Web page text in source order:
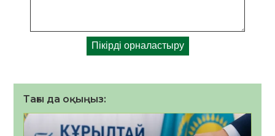
Тағы да оқыңыз: